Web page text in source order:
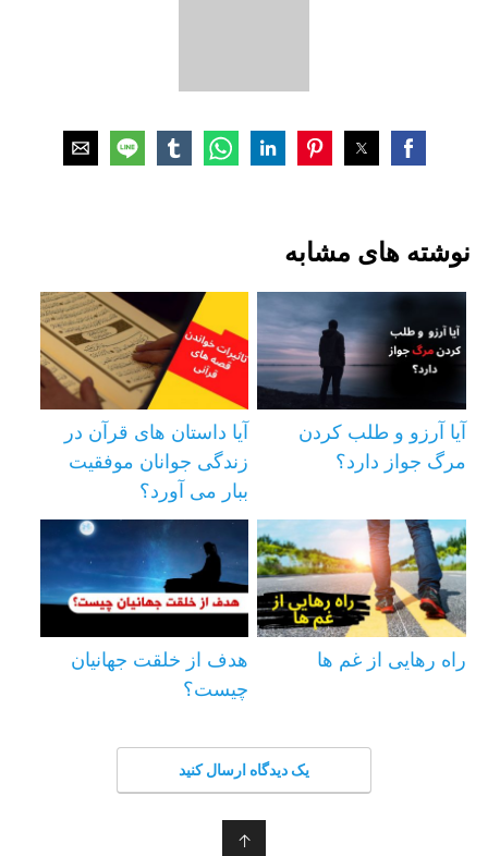
نوشته های مشابه
آیا آرزو و طلب کردن
مرگ جواز دارد؟
آیا داستان های قرآن در
زندگی جوانان موفقیت
ببار می آورد؟
راه رهایی از غم ها
هدف از خلقت جهانیان
چیست؟
یک دیدگاه ارسال کنید
↑